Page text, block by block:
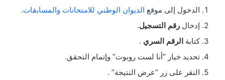
الدخول إلى موقع الديوان الوطني للامتحانات والمسابقات.
إدخال رقم التسجيل.
كتابة الرقم السري .
تحديد خيار “أنا لست روبوت” وإتمام التحقق.
النقر على زر “عرض النتيجة” .